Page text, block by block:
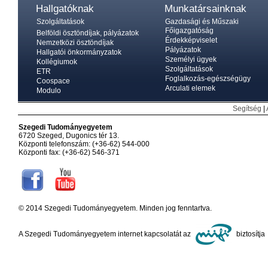
Hallgatóknak
Szolgáltatások
Belföldi ösztöndíjak, pályázatok
Nemzetközi ösztöndíjak
Hallgatói önkormányzatok
Kollégiumok
ETR
Coospace
Modulo
Munkatársainknak
Gazdasági és Műszaki
Főigazgatóság
Érdekképviselet
Pályázatok
Személyi ügyek
Szolgáltatások
Foglalkozás-egészségügy
Arculati elemek
Segítség
Szegedi Tudományegyetem
6720 Szeged, Dugonics tér 13.
Központi telefonszám: (+36-62) 544-000
Központi fax: (+36-62) 546-371
© 2014 Szegedi Tudományegyetem. Minden jog fenntartva.
A Szegedi Tudományegyetem internet kapcsolatát az biztosítja